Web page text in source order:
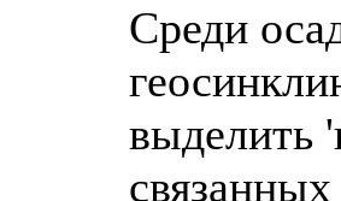
Среди
выделить